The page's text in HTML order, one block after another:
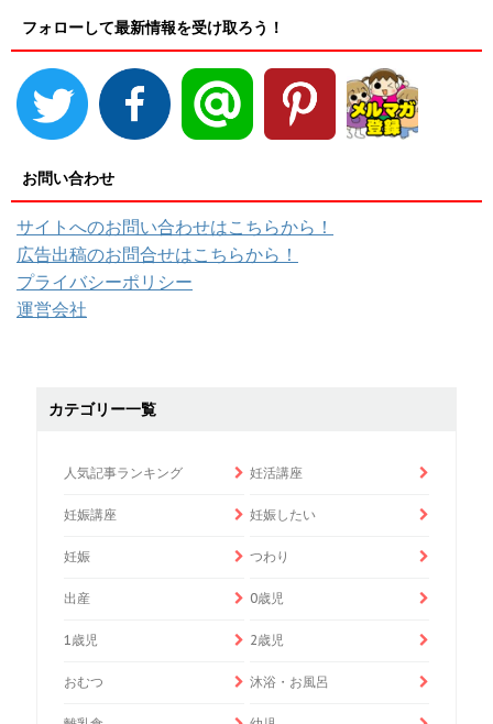
フォローして最新情報を受け取ろう！
お問い合わせ
サイトへのお問い合わせはこちらから！
広告出稿のお問合せはこちらから！
プライバシーポリシー
運営会社
カテゴリー一覧
人気記事ランキング 妊活講座
妊娠講座 妊娠したい
妊娠 つわり
出産 0歳児
1歳児 2歳児
おむつ 沐浴・お風呂